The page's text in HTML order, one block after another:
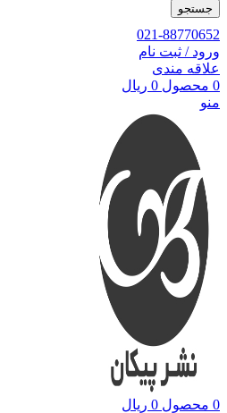
جستجو
021-88770652
ورود / ثبت نام
علاقه مندی
0 محصول 0 ریال
منو
0 محصول 0 ریال